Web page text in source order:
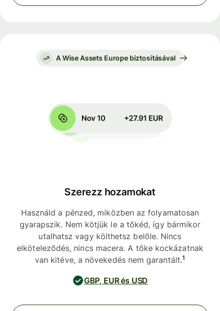
A Wise Assets Europe biztosításával
Szerezz hozamokat
Használd a pénzed, miközben az folyamatosan
gyarapszik. Nem kötjük le a tőkéd, így bármikor
utalhatsz vagy költhetsz belőle. Nincs
elköteleződés, nincs macera. A tőke kockázatnak
van kitéve, a növekedés nem garantált.1
GBP, EUR és USD